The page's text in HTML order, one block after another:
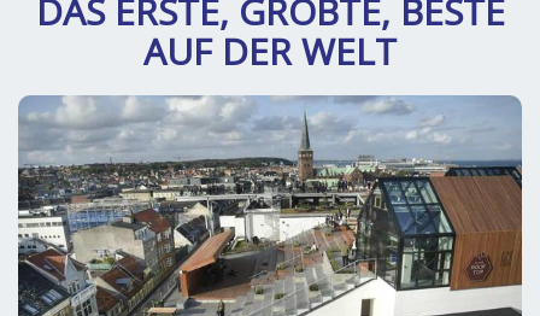
FOREDRAG
OM OS
DAS ERSTE, GRÖΒTE, BESTE
AUF DER WELT